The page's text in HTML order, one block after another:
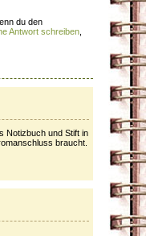
du den
Antwort schreiben
Notizbuch und Stift in
braucht.